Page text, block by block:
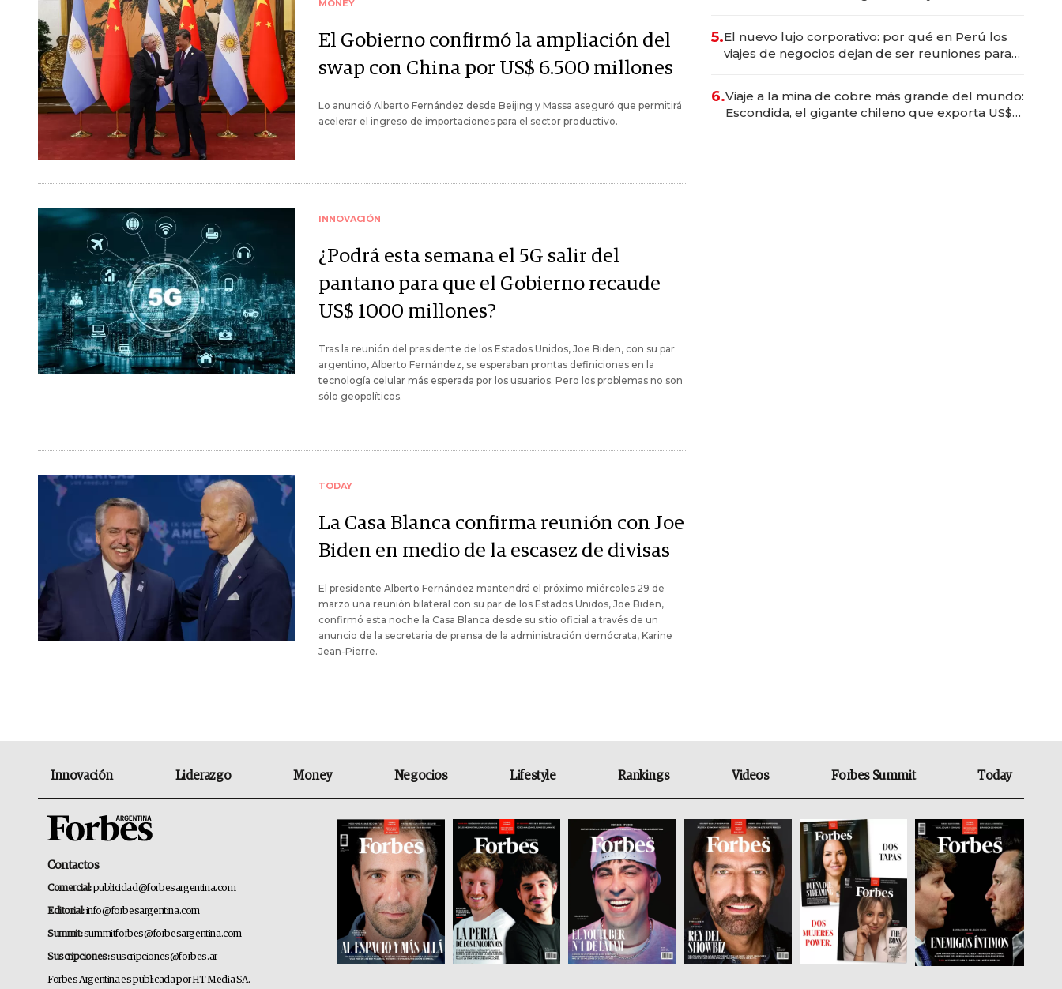
MONEY
El Gobierno confirmó la ampliación del
swap con China por US$ 6.500 millones
Lo anunció Alberto Fernández desde Beijing y Massa aseguró que permitirá
acelerar el ingreso de importaciones para el sector productivo.
INNOVACIÓN
¿Podrá esta semana el 5G salir del
pantano para que el Gobierno recaude
US$ 1000 millones?
Tras la reunión del presidente de los Estados Unidos, Joe Biden, con su par
argentino, Alberto Fernández, se esperaban prontas definiciones en la
tecnología celular más esperada por los usuarios. Pero los problemas no son
sólo geopolíticos.
TODAY
La Casa Blanca confirma reunión con Joe
Biden en medio de la escasez de divisas
El presidente Alberto Fernández mantendrá el próximo miércoles 29 de
marzo una reunión bilateral con su par de los Estados Unidos, Joe Biden,
confirmó esta noche la Casa Blanca desde su sitio oficial a través de un
anuncio de la secretaria de prensa de la administración demócrata, Karine
Jean-Pierre.
5.El nuevo lujo corporativo: por qué en Perú los
viajes de negocios dejan de ser reuniones para
6.Viaje a la mina de cobre más grande del mundo:
Escondida, el gigante chileno que exporta US$
Innovación Liderazgo Money Negocios Lifestyle Rankings Videos Forbes Summit Today
Contactos
Comercial:publicidad@forbesargentina.com
Editorial:info@forbesargentina.com
Summit:summitforbes@forbesargentina.com
Suscripciones:suscripciones@forbes.ar
Forbes Argentina es publicada por HT Media SA.